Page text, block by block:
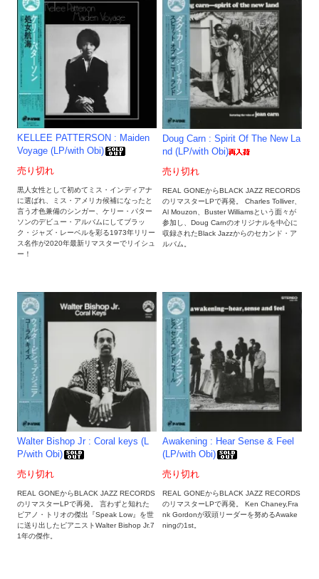
KELLEE PATTERSON : Maiden
Voyage (LP/with Obi)
売り切れ
黒人女性として初めてミス・インディアナ
に選ばれ、ミス・アメリカ候補になったと
言う才色兼備のシンガー、ケリー・パター
ソンのデビュー・アルバムにしてブラッ
ク・ジャズ・レーベルを彩る1973年リリー
ス名作が2020年最新リマスターでリイシュ
ー！
Doug Carn : Spirit Of The New La
nd (LP/with Obi)
売り切れ
REAL GONEからBLACK JAZZ RECORDS
のリマスターLPで再発。 Charles Tolliver、
Al Mouzon、Buster Williamsという面々が
参加し、Doug Carnのオリジナルを中心に
収録されたBlack Jazzからのセカンド・ア
ルバム。
Walter Bishop Jr : Coral keys (L
P/with Obi)
売り切れ
REAL GONEからBLACK JAZZ RECORDS
のリマスターLPで再発。 言わずと知れた
ピアノ・トリオの傑出『Speak Low』を世
に送り出したピアニストWalter Bishop Jr.7
1年の傑作。
Awakening : Hear Sense & Feel
(LP/with Obi)
売り切れ
REAL GONEからBLACK JAZZ RECORDS
のリマスターLPで再発。 Ken Chaney,Fra
nk Gordonが双頭リーダーを努めるAwake
ningの1st。